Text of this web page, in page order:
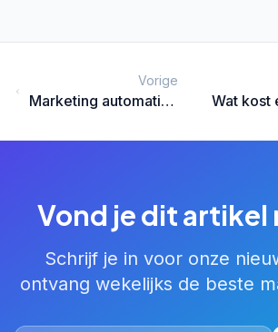
Vorige
Marketing automation
kosten en hoe je
Wat kost
fees en
Vond je dit artikel
Schrijf je in voor onze
ontvang wekelijks de beste